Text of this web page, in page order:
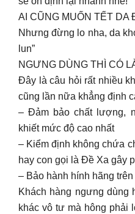
AI CŨNG MUỐN TẾT
Nhưng đừng lo nha, da
lun”
NGƯNG DÙNG THÌ CÓ
Đây là câu hỏi rất nhiều
cũng lần nữa khẳng định
– Đảm bảo chất lượng,
khiết mức độ cao nhất
– Kiểm định không chứa
hay con gọi là Đề Xa gây
– Bảo hành hính hãng
Khách hàng ngưng dùng
khác vô tư mà hông phải